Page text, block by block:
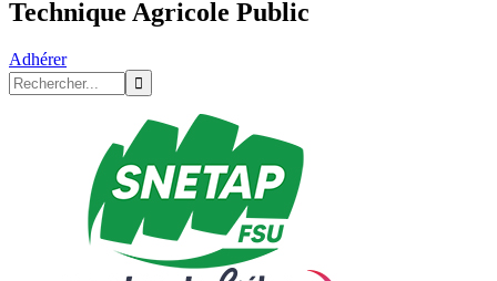
Technique Agricole Public
Adhérer